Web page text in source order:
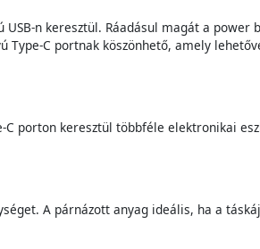
n keresztül. Ráadásul magát a power
C portnak köszönhető, amely
C porton keresztül többféle elektronikai
A párnázott anyag ideális, ha a